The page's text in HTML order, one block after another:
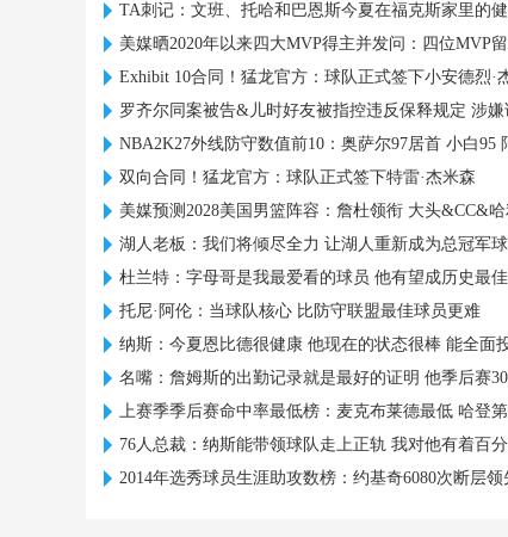
TA刺记：文班、托哈和巴恩斯今夏在福克斯家里的
美媒晒2020年以来四大MVP得主并发问：四位MVP
Exhibit 10合同！猛龙官方：球队正式签下小安德烈·
罗齐尔同案被告&儿时好友被指控违反保释规定 涉嫌
NBA2K27外线防守数值前10：奥萨尔97居首 小白95
双向合同！猛龙官方：球队正式签下特雷·杰米森
美媒预测2028美国男篮阵容：詹杜领衔 大头&CC&
湖人老板：我们将倾尽全力 让湖人重新成为总冠军
杜兰特：字母哥是我最爱看的球员 他有望成历史最佳
托尼·阿伦：当球队核心 比防守联盟最佳球员更难
纳斯：今夏恩比德很健康 他现在的状态很棒 能全面
名嘴：詹姆斯的出勤记录就是最好的证明 他季后赛
上赛季季后赛命中率最低榜：麦克布莱德最低 哈登
76人总裁：纳斯能带领球队走上正轨 我对他有着百
2014年选秀球员生涯助攻数榜：约基奇6080次断层领